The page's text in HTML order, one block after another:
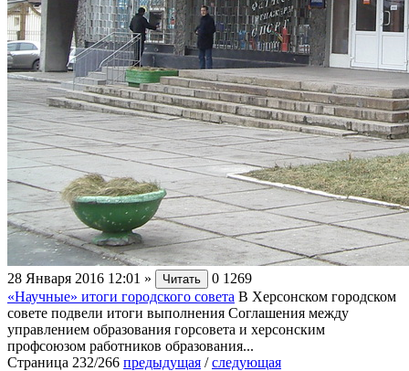
28 Января 2016 12:01 » Читать 0 1269
«Научные» итоги городского совета В Херсонском городском
совете подвели итоги выполнения Соглашения между
управлением образования горсовета и херсонским
профсоюзом работников образования...
Страница 232/266 предыдущая /следующая